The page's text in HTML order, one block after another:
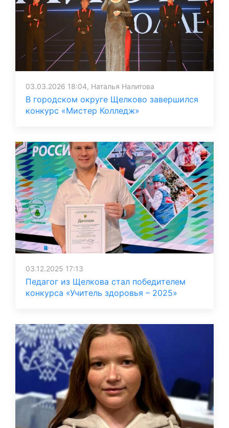
03.03.2026 18:04, Наталья Налитова
В городском округе Щелково завершился
конкурс «Мистер Колледж»
03.12.2025 17:13
Педагог из Щелкова стал победителем
конкурса «Учитель здоровья – 2025»